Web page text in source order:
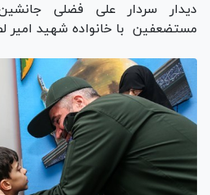
دیدار سردار علی فضلی
مستضعفین با خانواده شهید امیر